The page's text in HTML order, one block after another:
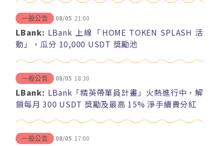
一般公告 08/05 21:00
LBank: LBank 上線「HOME TOKEN SPLASH 活
動」，瓜分 10,000 USDT 獎勵池
一般公告 08/05 18:30
LBank: LBank「精英帶單員計畫」火熱進行中，解
鎖每月 300 USDT 獎勵及最高 15% 淨手續費分紅
一般公告 08/05 17:00